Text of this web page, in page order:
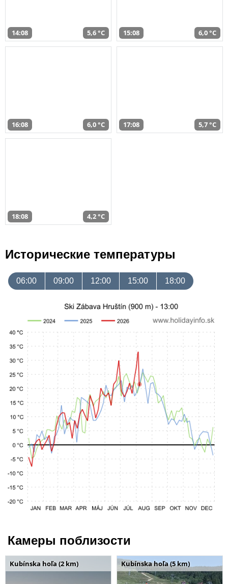
14:08 5,6 °C 15:08 6,0 °C
16:08 6,0 °C 17:08 5,7 °C
18:08 4,2 °C
Исторические температуры
06:00 09:00 12:00 15:00 18:00
Камеры поблизости
Kubínska hoľa (2 km) Kubínska hoľa (5 km)